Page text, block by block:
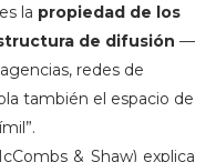
la propiedad de los
de difusión —
redes de
también el espacio de
& Shaw) explica